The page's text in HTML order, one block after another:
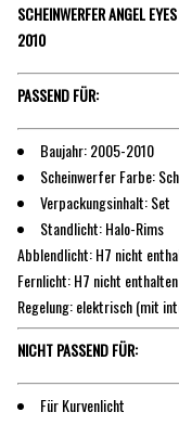
SCHEINWERFER ANGEL
2010
PASSEND FÜR:
Baujahr: 2005-2010
Scheinwerfer Farbe:
Verpackungsinhalt: Set
Standlicht: Halo-Rims
Abblendlicht: H7 nicht
Fernlicht: H7 nicht enthalten
Regelung: elektrisch (mit
NICHT PASSEND FÜR:
Für Kurvenlicht